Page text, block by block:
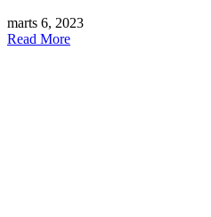
marts 6, 2023
Read More